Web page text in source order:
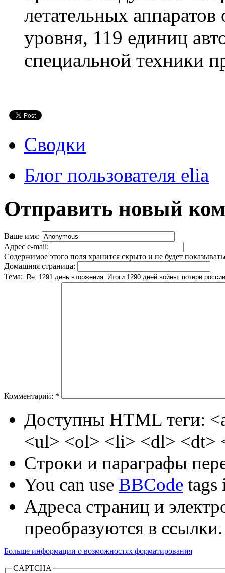
летательных аппаратов
уровня, 119 единиц
специальной техники
Сводки
Блог пользователя elia
Отправить новый
Ваше имя:
Адрес e-mail:
Содержимое этого поля хранится скрыто и не будет
Домашняя страница:
Тема:
Комментарий: *
Доступны HTML теги:
<ul> <ol> <li> <dl> <dt>
Строки и параграфы
You can use BBCode tags
Адреса страниц и
преобразуются в ссылки.
Больше информации о возможностях форматирования
CAPTCHA